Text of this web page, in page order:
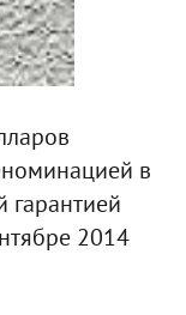
в
гарантией
2014